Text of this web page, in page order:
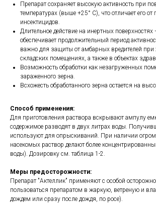
Препарат сохраняет высокую активность при
температурах (выше +25° С), что отличает его от
инсектицидов.
Длительное действие на инертных
обеспечивает продолжительный период
важно для защиты от амбарных вредителей при
складских помещениях, а также в объектах
Возможность обработки как незагруженных
зараженного зерна.
Всхожесть обработанного зерна остается на
Способ применения:
Для приготовления раствора вскрывают ампулу
содержимое разводят в двух литрах воды.
используют для опрыскиваний. При наличии
насекомых раствор делают более
воды). Дозировку см. таблица 1-2.
Меры предосторожности:
Препарат "Актеллик" применяют с особой
пользоваться препаратом в жаркую, ветреную и
дождем или сразу после дождя, по росе).